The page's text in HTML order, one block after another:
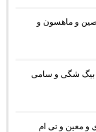
و ماهسون و
بیگ شگی و سامی
و معین و تی ام